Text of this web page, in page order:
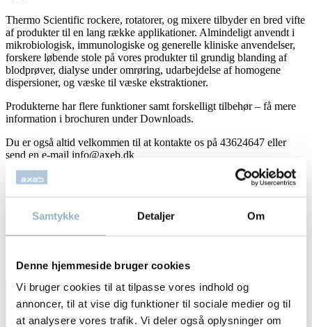
Samtykke Detaljer Om
Denne hjemmeside bruger cookies
Vi bruger cookies til at tilpasse vores indhold og
annoncer, til at vise dig funktioner til sociale medier og til
at analysere vores trafik. Vi deler også oplysninger om
Thermo Scientific rockere, rotatorer, og mixere tilbyder en bred vifte
af produkter til en lang række applikationer. Almindeligt anvendt i
mikrobiologisk, immunologiske og generelle kliniske anvendelser,
forskere løbende stole på vores produkter til grundig blanding af
blodprøver, dialyse under omrøring, udarbejdelse af homogene
dispersioner, og væske til væske ekstraktioner.
Produkterne har flere funktioner samt forskelligt tilbehør – få mere
information i brochuren under Downloads.
Du er også altid velkommen til at kontakte os på 43624647 eller
send en e-mail info@axeb.dk
Mini shaker
Se videos af produktenrene herunder: